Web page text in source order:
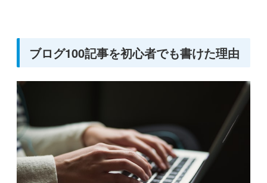
ブログ100記事を初心者でも書けた理由